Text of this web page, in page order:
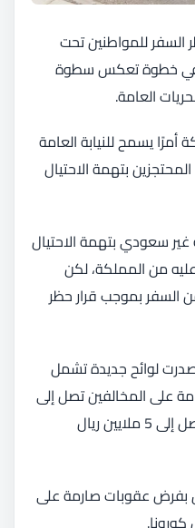
للمواطنين تحت
في خطوة تعكس سطوة
العامة.
يسمح للنيابة العامة
بتهمة الاحتيال
سعودي بتهمة الاحتيال
من المملكة، لكن
السفر بموجب قرار حظر
لوائح جديدة تشمل
على المخالفين تصل إلى
السجن خمس سنوات وغرامة تصل إلى 5 ملايين ريال
بفرض عقوبات صارمة على